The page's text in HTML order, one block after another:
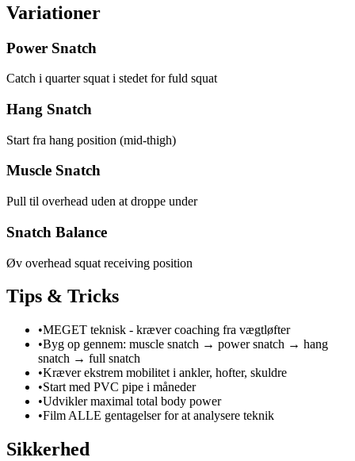
Variationer
Power Snatch
Catch i quarter squat i stedet for fuld squat
Hang Snatch
Start fra hang position (mid-thigh)
Muscle Snatch
Pull til overhead uden at droppe under
Snatch Balance
Øv overhead squat receiving position
Tips & Tricks
•MEGET teknisk - kræver coaching fra vægtløfter
•Byg op gennem: muscle snatch → power snatch → hang
snatch → full snatch
•Kræver ekstrem mobilitet i ankler, hofter, skuldre
•Start med PVC pipe i måneder
•Udvikler maximal total body power
•Film ALLE gentagelser for at analysere teknik
Sikkerhed